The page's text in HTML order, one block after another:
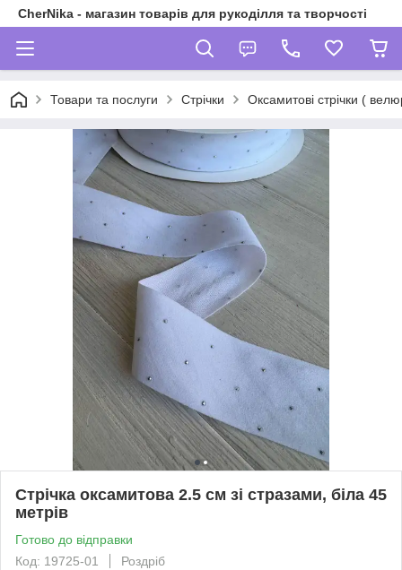
CherNika - магазин товарів для рукоділля та творчості
Товари та послуги Стрічки Оксамитові стрічки (
Стрічка оксамитова 2.5 см зі стразами, біла 45
метрів
Готово до відправки
Код: 19725-01
Роздріб